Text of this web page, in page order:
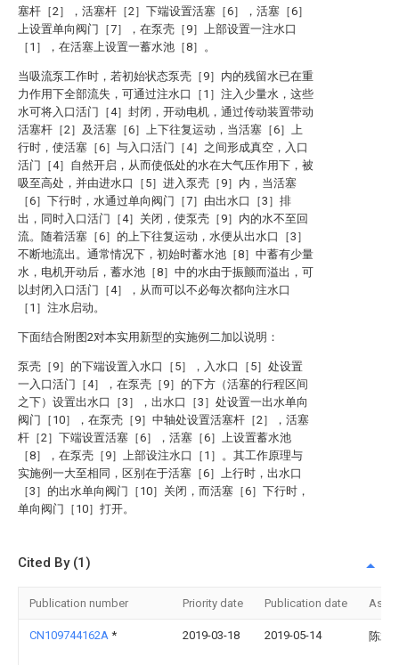
塞杆［2］，活塞杆［2］下端设置活塞［6］，活塞［6］
上设置单向阀门［7］，在泵壳［9］上部设置一注水口
［1］，在活塞上设置一蓄水池［8］。
当吸流泵工作时，若初始状态泵壳［9］内的残留水已在重
力作用下全部流失，可通过注水口［1］注入少量水，这些
水可将入口活门［4］封闭，开动电机，通过传动装置带动
活塞杆［2］及活塞［6］上下往复运动，当活塞［6］上
行时，使活塞［6］与入口活门［4］之间形成真空，入口
活门［4］自然开启，从而使低处的水在大气压作用下，被
吸至高处，并由进水口［5］进入泵壳［9］内，当活塞
［6］下行时，水通过单向阀门［7］由出水口［3］排
出，同时入口活门［4］关闭，使泵壳［9］内的水不至回
流。随着活塞［6］的上下往复运动，水便从出水口［3］
不断地流出。通常情况下，初始时蓄水池［8］中蓄有少量
水，电机开动后，蓄水池［8］中的水由于振颤而溢出，可
以封闭入口活门［4］，从而可以不必每次都向注水口
［1］注水启动。
下面结合附图2对本实用新型的实施例二加以说明：
泵壳［9］的下端设置入水口［5］，入水口［5］处设置
一入口活门［4］，在泵壳［9］的下方（活塞的行程区间
之下）设置出水口［3］，出水口［3］处设置一出水单向
阀门［10］，在泵壳［9］中轴处设置活塞杆［2］，活塞
杆［2］下端设置活塞［6］，活塞［6］上设置蓄水池
［8］，在泵壳［9］上部设注水口［1］。其工作原理与
实施例一大至相同，区别在于活塞［6］上行时，出水口
［3］的出水单向阀门［10］关闭，而活塞［6］下行时，
单向阀门［10］打开。
Cited By (1)
Publication number Priority date Publication date
CN109744162A * 2019-03-18 2019-05-14 陈斌